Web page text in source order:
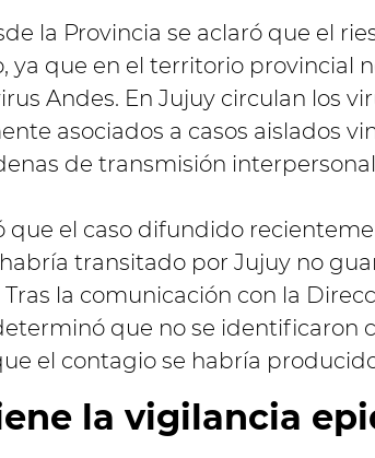
la Provincia se aclaró que el
ya que en el territorio provincial
Andes. En Jujuy circulan los
asociados a casos aislados
de transmisión
que el caso difundido
transitado por Jujuy no
la comunicación con la
que no se identificaron
el contagio se habría
la vigilancia